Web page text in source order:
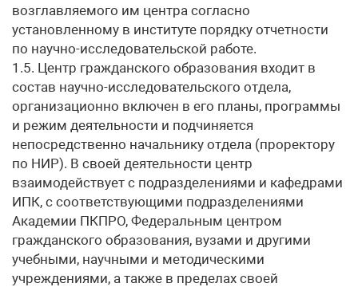
возглавляемого им центра согласно
установленному в институте порядку отчетности
по научно-исследовательской работе.
1.5. Центр гражданского образования входит в
состав научно-исследовательского отдела,
организационно включен в его планы, программы
и режим деятельности и подчиняется
непосредственно начальнику отдела (проректору
по НИР). В своей деятельности центр
взаимодействует с подразделениями и кафедрами
ИПК, с соответствующими подразделениями
Академии ПКПРО, Федеральным центром
гражданского образования, вузами и другими
учебными, научными и методическими
учреждениями, а также в пределах своей